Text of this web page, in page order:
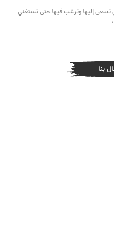
تسعى إليها وترغب فيها حتى تستغني
بنا